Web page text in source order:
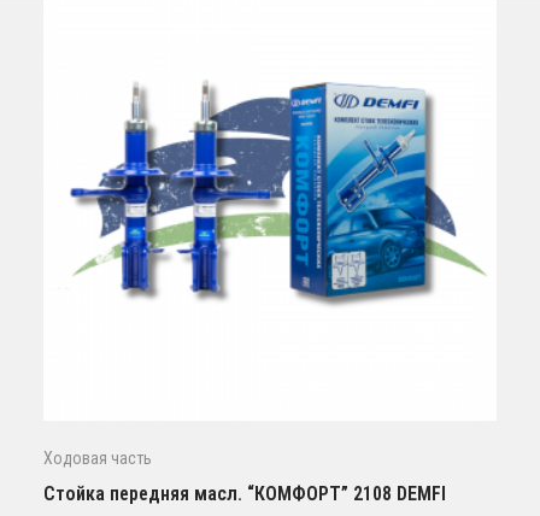
Ходовая часть
Стойка передняя масл. “КОМФОРТ” 2108 DEMFI